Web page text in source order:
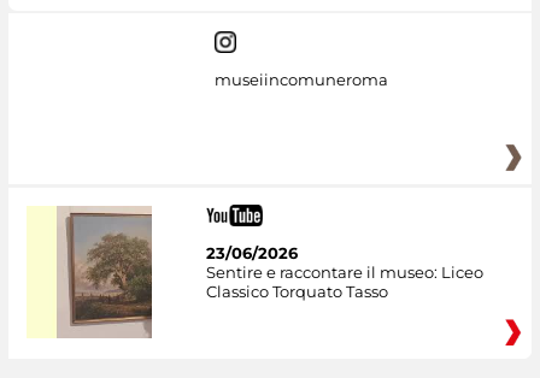
museiincomuneroma
23/06/2026
Sentire e raccontare il museo: Liceo
Classico Torquato Tasso